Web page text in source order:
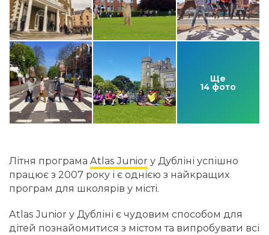
Ще
14 фото
Літня програма Atlas Junior у Дубліні успішно
працює з 2007 року і є однією з найкращих
програм для школярів у місті.
Atlas Junior у Дубліні є чудовим способом для
дітей познайомитися з містом та випробувати всі